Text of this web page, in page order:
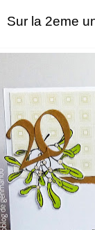
Sur la 2eme